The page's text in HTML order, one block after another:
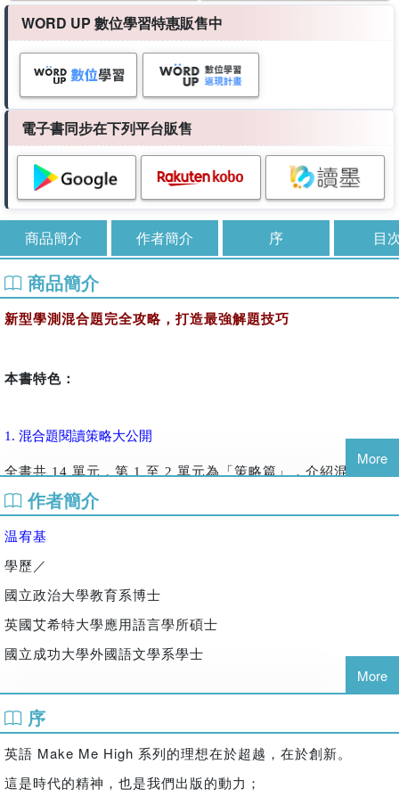
WORD UP 數位學習特惠販售中
電子書同步在下列平台販售
商品簡介 作者簡介 序 目
商品簡介
新型學測混合題完全攻略，打造最強解題技巧
本書特色：
1. 混合題閱讀策略大公開
全書共 14 單元，第 1 至 2 單元為「策略篇」，介紹混合題閱
讀技巧及命題核心，
2.訓練混合題型實戰能力
第
至
單元為「實戰篇」，利用每單元一篇混合題題組，
精熟學測出題模式，
同時收錄文章重要字彙、慣用語及片語，增強大考英語力。
3.附文章中譯和詳盡解析
解析特別結合策略篇閱讀技巧，進一步強化解題思維、內化作
More
作者簡介
温宥基
學歷／
國立政治大學教育系博士
英國艾希特大學應用語言學所碩士
國立成功大學外國語文學系學士
經歷／
More
序
英語 Make Me High 系列的理想在於超越，在於創新。
這是時代的精神，也是我們出版的動力；